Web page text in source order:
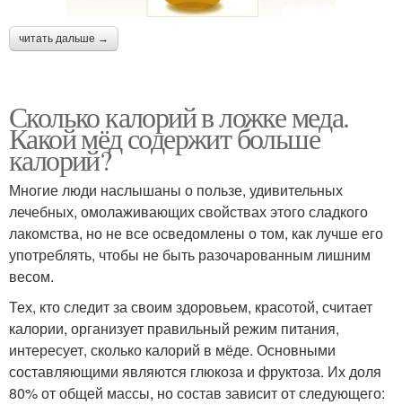
читать дальше →
Сколько калорий в ложке меда.
Какой мёд содержит больше
калорий?
Многие люди наслышаны о пользе, удивительных
лечебных, омолаживающих свойствах этого сладкого
лакомства, но не все осведомлены о том, как лучше его
употреблять, чтобы не быть разочарованным лишним
весом.
Тех, кто следит за своим здоровьем, красотой, считает
калории, организует правильный режим питания,
интересует, сколько калорий в мёде. Основными
составляющими являются глюкоза и фруктоза. Их доля
80% от общей массы, но состав зависит от следующего: